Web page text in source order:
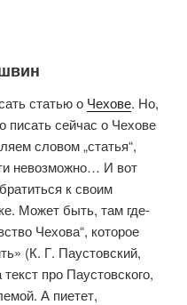
статью о Чехове. Но,
писать сейчас о Чехове
словом „статья“,
невозможно… И вот
к своим
Может быть, там где-
Чехова“, которое
(К. Г. Паустовский,
про Паустовского,
А пиетет,